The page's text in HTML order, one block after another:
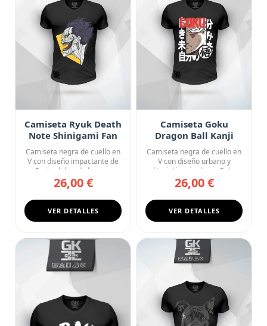
Camiseta Ryuk Death
Note Shinigami Fan
Camiseta negra de cuello en
V con diseño impactante de
Ryuk, el dios de la mu...
26,00 €
VER DETALLES
Camiseta Goku
Dragon Ball Kanji
Street Style
Camiseta negra de cuello en
V con diseño urbano y
editorial inspirado en Goku...
26,00 €
VER DETALLES